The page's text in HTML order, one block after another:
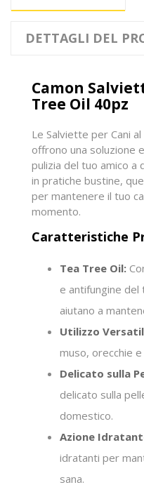
DETTAGLI DEL
Camon
Tree Oil 40pz
Le Salviette per Cani
offrono una soluzione
pulizia del tuo amico a
in pratiche bustine,
per mantenere il tuo
momento.
Caratteristiche
Tea Tree Oil:
e antifungine
aiutano a
Utilizzo
muso, orecchie
Delicato sulla
delicato sulla
domestico.
Azione
idratanti per
sana.